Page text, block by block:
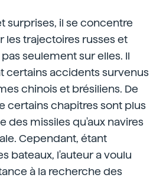
surprises, il se concentre
les trajectoires russes et
seulement sur elles. Il
certains accidents survenus
chinois et brésiliens. De
certains chapitres sont plus
des missiles qu'aux navires
Cependant, étant
bateaux, l'auteur a voulu
à la recherche des